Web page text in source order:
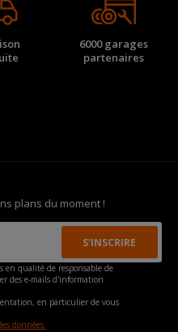
6000 garages
partenaires
plans du moment !
en qualité de responsable de
des e-mails d'information
en particulier de vous
données.